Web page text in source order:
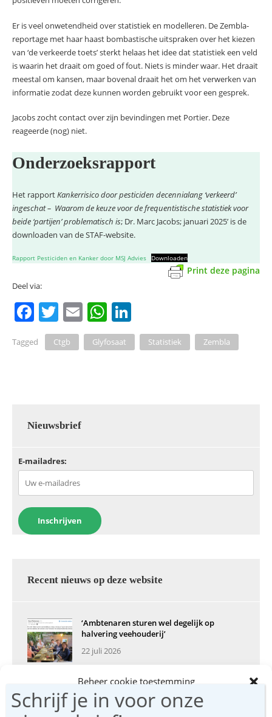
Beheer cookie toestemming
Om de beste ervaringen te bieden, gebruiken wij technologieën zoals
cookies om informatie over je apparaat op te slaan en/of te raadplegen.
Er is veel onwetendheid over statistiek en modelleren. De Zembla-
reportage met haar haast bombastische uitspraken over het kiezen
van ‘de verkeerde toets’ sterkt helaas het idee dat statistiek een veld
is waarin het draait om goed of fout. Niets is minder waar. Het draait
meestal om kansen, maar bovenal draait het om het verwerken van
informatie zodat deze kunnen worden gebruikt voor een gesprek.
Jacobs zocht contact over zijn bevindingen met Portier. Deze
reageerde (nog) niet.
Onderzoeksrapport
Het rapportKankerrisico door pesticiden decennialang ‘verkeerd’
ingeschat – Waarom de keuze voor de frequentistische statistiek voor
beide ‘partijen’ problematisch is; Dr. Marc Jacobs; januari 2025’ is de
downloaden van de STAF-website.
Rapport Pesticiden en Kanker door MSJ Advies Downloaden
Print deze pagina
Deel via:
F
c
o
T
w
itt
E
m
ai
W
h
at
n
k
Tagged Ctgb Glyfosaat Statistiek Zembla
Nieuwsbrief
E-mailadres:
Recent nieuws op deze website
‘Ambtenaren sturen wel degelijk op
halvering veehouderij’
22 juli 2026
Voorbeeldboeren bedolven onder de
21 juli 2026